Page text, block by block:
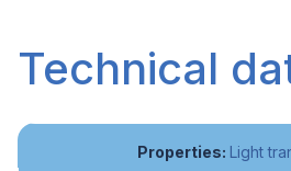
Technical
Light